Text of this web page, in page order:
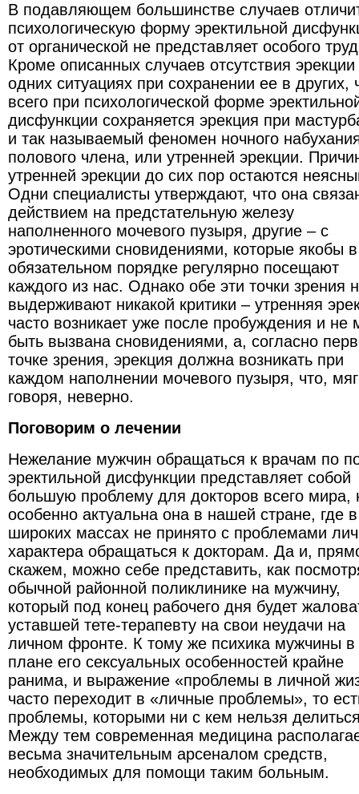
В подавляющем большинстве случаев
психологическую форму эректильной
от органической не представляет особого
Кроме описанных случаев отсутствия эрекции
одних ситуациях при сохранении ее в других,
всего при психологической форме
дисфункции сохраняется эрекция при
и так называемый феномен ночного
полового члена, или утренней эрекции.
утренней эрекции до сих пор остаются
Одни специалисты утверждают, что она
действием на предстательную железу
наполненного мочевого пузыря, другие – с
эротическими сновидениями, которые якобы в
обязательном порядке регулярно посещают
каждого из нас. Однако обе эти точки зрения
выдерживают никакой критики – утренняя
часто возникает уже после пробуждения и не
быть вызвана сновидениями, а, согласно
точке зрения, эрекция должна возникать при
каждом наполнении мочевого пузыря, что,
говоря, неверно.
Поговорим о лечении
Нежелание мужчин обращаться к врачам по
эректильной дисфункции представляет собой
большую проблему для докторов всего мира,
особенно актуальна она в нашей стране, где в
широких массах не принято с проблемами
характера обращаться к докторам. Да и,
скажем, можно себе представить, как
обычной районной поликлинике на мужчину,
который под конец рабочего дня будет
уставшей тете-терапевту на свои неудачи на
личном фронте. К тому же психика мужчины в
плане его сексуальных особенностей крайне
ранима, и выражение «проблемы в личной
часто переходит в «личные проблемы», то
проблемы, которыми ни с кем нельзя
Между тем современная медицина
весьма значительным арсеналом средств,
необходимых для помощи таким больным.